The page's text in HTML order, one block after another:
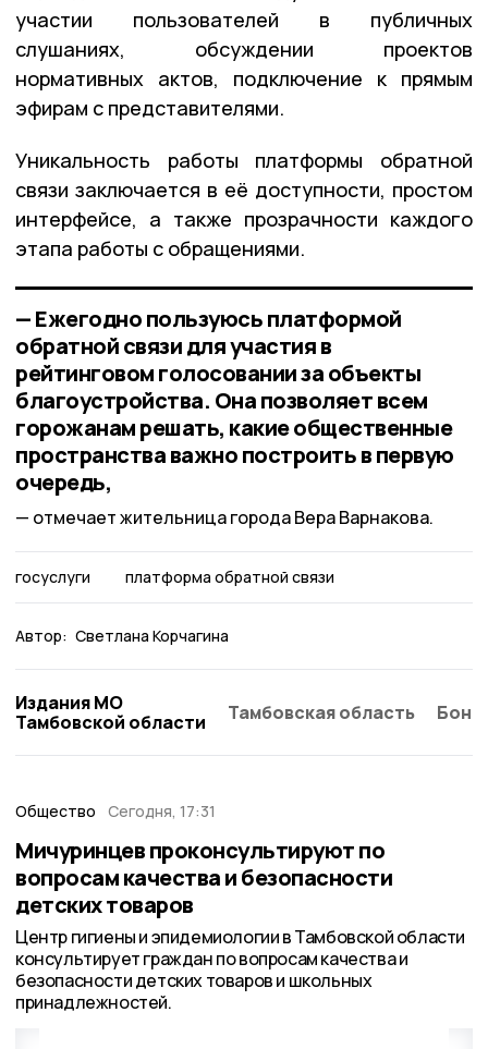
участии пользователей в публичных
слушаниях, обсуждении проектов
нормативных актов, подключение к прямым
эфирам с представителями.
Уникальность работы платформы обратной
связи заключается в её доступности, простом
интерфейсе, а также прозрачности каждого
этапа работы с обращениями.
— Ежегодно пользуюсь платформой
обратной связи для участия в
рейтинговом голосовании за объекты
благоустройства. Она позволяет всем
горожанам решать, какие общественные
пространства важно построить в первую
очередь,
отмечает жительница города Вера Варнакова.
госуслуги платформа обратной связи
Автор: Светлана Корчагина
Издания МО
Тамбовской области
Тамбовская область
Общество Сегодня, 17:31
Мичуринцев проконсультируют по
вопросам качества и безопасности
детских товаров
Центр гигиены и эпидемиологии в Тамбовской области
консультирует граждан по вопросам качества и
безопасности детских товаров и школьных
принадлежностей.